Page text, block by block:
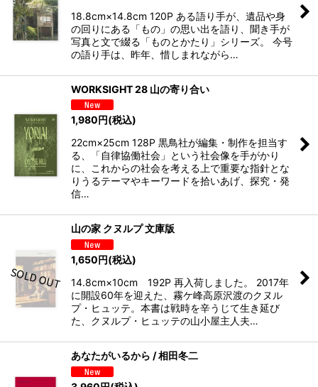
18.8cm×14.8cm 120P ある語り手が、遺品や身
の回りにある「もの」の思い出を語り、聞き手が
写真と文で綴る「ものとかたり」シリーズ。 今号
の語り手は、昨年、惜しまれながら…
WORKSIGHT 28 山の寄り合い
1,980円(税込)
22cm×25cm 128P 黒鳥社が編集・制作を担当す
る、「自律協働社会」という社会像を手がかり
に、これからの社会を考える上で重要な指針とな
りうるテーマやキーワードを拾いあげ、探究・発
信…
山の家 クヌルプ 文庫版
1,650円(税込)
14.8cm×10cm 192P 再入荷しました。 2017年
に開設60年を迎えた、霧ケ峰高原沢渡のクヌル
プ・ヒュッテ。本書は戦時を辛うじて生き延び
た、クヌルプ・ヒュッテの山小屋主人夫…
あなたがいるから / 相田冬二